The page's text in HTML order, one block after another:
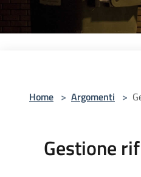
Home > Argomenti >
Gestione